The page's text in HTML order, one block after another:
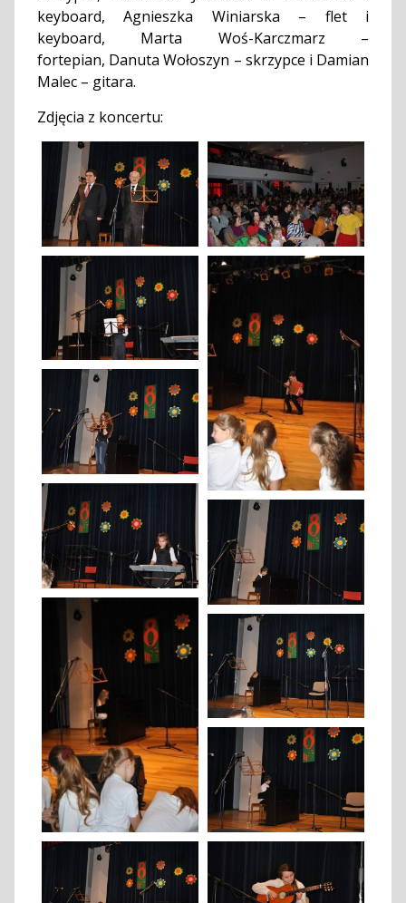
keyboard, Agnieszka Winiarska – flet i
keyboard, Marta Woś-Karczmarz –
fortepian, Danuta Wołoszyn – skrzypce i Damian
Malec – gitara.
Zdjęcia z koncertu: